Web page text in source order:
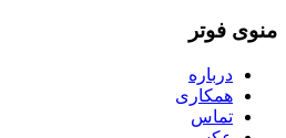
منوی فوتر
درباره
همکاری
تماس